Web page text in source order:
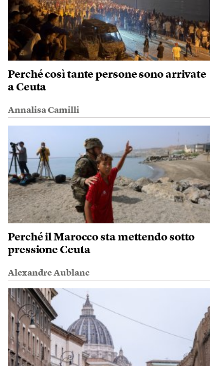
Perché così tante persone sono arrivate
a Ceuta
Annalisa Camilli
Perché il Marocco sta mettendo sotto
pressione Ceuta
Alexandre Aublanc